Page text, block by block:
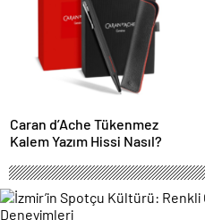
Caran d’Ache Tükenmez
Kalem Yazım Hissi Nasıl?